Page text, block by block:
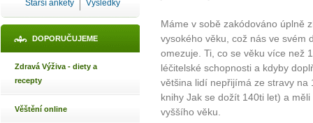
Starší ankety Výsledky
DOPORUČUJEME
Zdravá Výživa - diety a
recepty
Věštění online
Máme v sobě zakódováno úplně
vysokého věku, což nás ve svém
omezuje. Ti, co se věku více než
léčitelské schopnosti a kdyby
většina lidí nepřijímá ze stravy na
knihy Jak se dožít 140ti let) a
vyššího věku.